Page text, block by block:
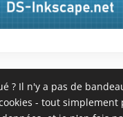
? Il n'y a pas de
- tout simplement